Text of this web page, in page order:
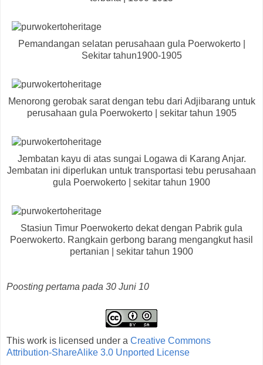
Pemandangan selatan perusahaan gula Poerwokerto |
Sekitar tahun1900-1905
Menorong gerobak sarat dengan tebu dari Adjibarang untuk
perusahaan gula Poerwokerto | sekitar tahun 1905
Jembatan kayu di atas sungai Logawa di Karang Anjar.
Jembatan ini diperlukan untuk transportasi tebu perusahaan
gula Poerwokerto | sekitar tahun 1900
Stasiun Timur Poerwokerto dekat dengan Pabrik gula
Poerwokerto. Rangkain gerbong barang mengangkut hasil
pertanian | sekitar tahun 1900
Poosting pertama pada 30 Juni 10
This work is licensed under a Creative Commons
Attribution-ShareAlike 3.0 Unported License